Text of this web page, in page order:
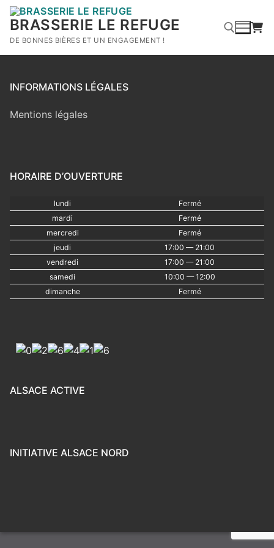
Aller
contenu
BRASSERIE LE REFUGE
DE BONNES BIÈRES ET UN ENGAGEMENT !
INFORMATIONS LÉGALES
Mentions légales
HORAIRE D’OUVERTURE
lundi
Fermé
mardi
Fermé
mercredi
Fermé
jeudi
17:00 — 21:00
vendredi
17:00 — 21:00
samedi
10:00 — 12:00
dimanche
Fermé
ALSACE ACTIVE
INITIATIVE ALSACE NORD